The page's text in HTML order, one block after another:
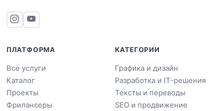
ПЛАТФОРМА
Все услуги
Каталог
Проекты
Фрилансеры
КАТЕГОРИИ
Графика и дизайн
Разработка и IT-решения
Тексты и переводы
SEO и продвижение